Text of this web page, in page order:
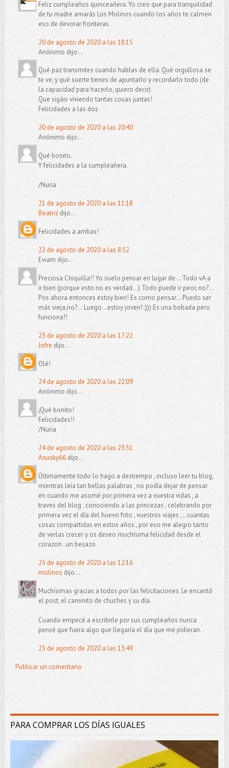
Feliz cumpleaños quinceañera. Yo creo que para tranquilidad
de tu madre amarás Los Molinos cuando los años te calmen
eso de devorar fronteras.
20 de agosto de 2020 a las 18:15
Anónimo dijo...
Qué paz transmites cuando hablas de ella. Qué orgullosa se
te ve, y qué suerte tienes de apuntarlo y recordarlo todo (de
la capacidad para hacerlo, quiero decir)
Que sigáis viviendo tantas cosas juntas!
Felicidades a las dos
20 de agosto de 2020 a las 20:40
Anónimo dijo...
Qué bonito.
Y felicidades a la cumpleañera.
/Nuria
21 de agosto de 2020 a las 11:18
Beatrizdijo...
Felicidades a ambas!
22 de agosto de 2020 a las 8:52
Eviam dijo...
Preciosa Chiquilla!! Yo suelo pensar en lugar de... Todo vA a
ir bien (porque esto no es verdad...) Todo puede ir peor, no?...
Pos ahora entonces estoy bien! Es como pensar... Puedo ser
más vieja,no?... Luego...estoy joven! ;))) Es una bobada pero
funciona!!
23 de agosto de 2020 a las 17:22
Jofre dijo...
Olé!
24 de agosto de 2020 a las 22:09
Anónimo dijo...
¡Qué bonito!
Felicidades!!
/Nuria
24 de agosto de 2020 a las 23:51
Anusky66dijo...
Últimamente todo lo hago a destiempo , incluso leer tu blog,
mientras leía tan bellas palabras , no podía dejar de pensar
en cuando me asomé por primera vez a vuestra vidas , a
traves del blog , conociendo a las princezas , celebrando por
primera vez el día del huevo frito , vuestros viajes ,.. cuantas
cosas compartidas en estos años , por eso me alegro tanto
de verlas crecer y os deseo muchísima felicidad desde el
corazon . un besazo
25 de agosto de 2020 a las 12:16
molinos dijo...
Muchísimas gracias a todos por las felicitaciones. Le encantó
el post, el caminito de chuches y su día.
Cuando empecé a escribirle por sus cumpleaños nunca
pensé que fuera algo que llegaría el día que me pidieran.
25 de agosto de 2020 a las 13:49
Publicar un comentario
PARA COMPRAR LOS DÍAS IGUALES